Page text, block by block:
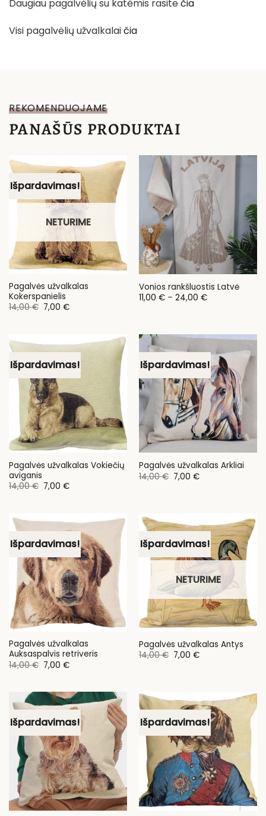
Daugiau pagalvėlių su katėmis rasitečia
Visi pagalvėlių užvalkalaičia
REKOMENDUOJAME
PANAŠŪS PRODUKTAI
Išpardavimas!
NETURIME
Pagalvės užvalkalas
Kokerspanielis
14,00€ Original
price
7,00 €Current
Vonios rankšluostis Latvė
11,00 € – 24,00 €Price
Išpardavimas!
Pagalvės užvalkalas Vokiečių
aviganis
14,00€ Original
price
7,00 €Current
Išpardavimas!
Pagalvės užvalkalas Arkliai
14,00€ Original
price
7,00 €Current
Išpardavimas!
Pagalvės užvalkalas
Auksaspalvis retriveris
14,00€ Original
price
7,00 €Current
Išpardavimas!
NETURIME
Pagalvės užvalkalas Antys
14,00€ Original
price
7,00 €Current
Išpardavimas! Išpardavimas!